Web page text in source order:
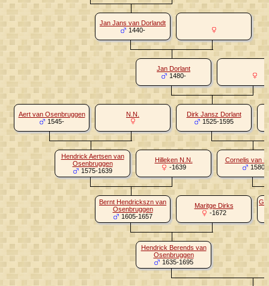
Jan Jans van Dorlandt
1440-
Jan Dorlant
1480-
Aert van Osenbruggen
1545-
N.N.
Dirk Jansz Dorlant
1525-1595
Hendrick Aertsen van
Osenbruggen
1575-1639
Hilleken N.N.
-1639
Cornelis van
1580-
Bernt Hendrickszn van
Osenbruggen
1605-1657
Maritge Dirks
-1672
Hendrick Berends van
Osenbruggen
1635-1695